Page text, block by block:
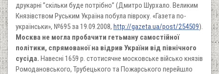
друкарні ”скільки буде потрібно” (Дмитро Шурхало. Великим
Князівством Руським Україна побула півроку. «Газета по-
українськи», №695 за 19.09.2008, http://gazeta.ua/post/254509).
Москва не могла пробачити гетьману самостійної
політики, спрямованої на відрив України від північного
сусіда. Навесні 1659 р. стотисячне московське військо князів
Ромодановського, Трубецького та Пожарського перейшло